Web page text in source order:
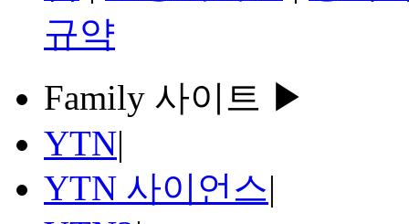
규약
Family 사이트 ▶
YTN|
YTN 사이언스|